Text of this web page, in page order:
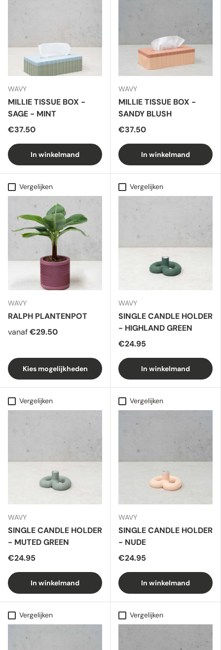
WAVY
MILLIE TISSUE BOX -
SAGE - MINT
€37.50
In winkelmand
WAVY
MILLIE TISSUE BOX -
SANDY BLUSH
€37.50
In winkelmand
Vergelijken
WAVY
RALPH PLANTENPOT
vanaf€29.50
Kies mogelijkheden
Vergelijken
WAVY
SINGLE CANDLE HOLDER
- HIGHLAND GREEN
€24.95
In winkelmand
Vergelijken
WAVY
SINGLE CANDLE HOLDER
- MUTED GREEN
€24.95
In winkelmand
Vergelijken
WAVY
SINGLE CANDLE HOLDER
- NUDE
€24.95
In winkelmand
Vergelijken Vergelijken